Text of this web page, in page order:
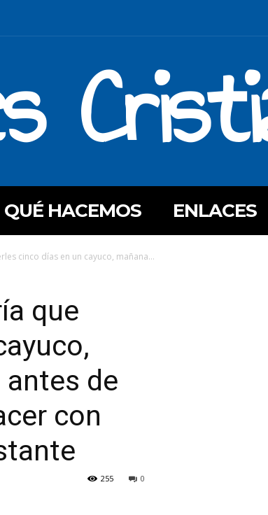
QUÉ HACEMOS ENLACES
cinco días en un cayuco, mañana...
que
antes de
con
0
255